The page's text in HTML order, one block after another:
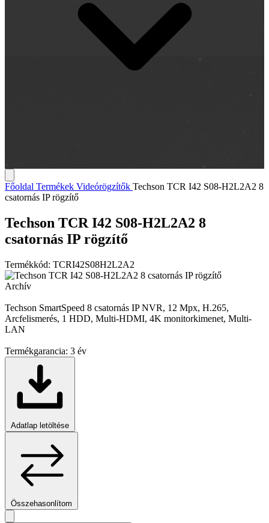
Főoldal Termékek Videórögzítők Techson TCR I42 S08-H2L2A2 8
csatornás IP rögzítő
Techson TCR I42 S08-H2L2A2 8
csatornás IP rögzítő
Termékkód: TCRI42S08H2L2A2
Archív
Techson SmartSpeed 8 csatornás IP NVR, 12 Mpx, H.265,
Arcfelismerés, 1 HDD, Multi-HDMI, 4K monitorkimenet, Multi-
LAN
Termékgarancia: 3 év
Adatlap letöltése
Összehasonlítom